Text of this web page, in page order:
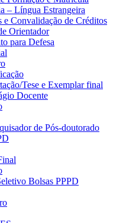
– Língua Estrangeira
e Convalidação de Créditos
Orientador
para Defesa
Tese e Exemplar final
Docente
de Pós-doutorado
Bolsas PPPD